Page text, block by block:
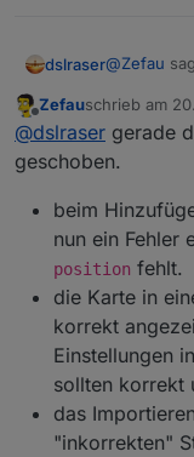
Hast du ggf.
(war mir
dslraser@Zefau
Hast du
das war es,
Offline
Zefauschrieb am
zuletzt editiert
@dslraser gerade
geschoben.
beim
nun ein Fehler
position fehlt.
die Karte in
korrekt
Einstellungen
sollten korrekt
das
"inkorrekten"